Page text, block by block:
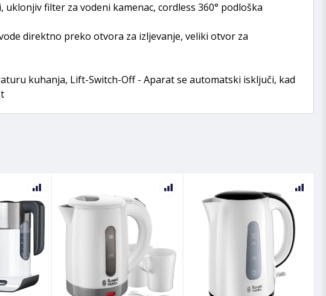
filter za vodeni kamenac, cordless 360° podloška
direktno preko otvora za izljevanje, veliki otvor za
kuhanja, Lift-Switch-Off - Aparat se automatski isključi, kad